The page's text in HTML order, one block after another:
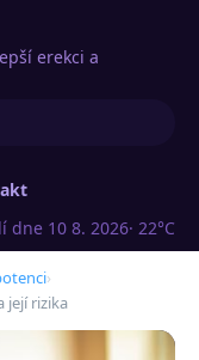
erekci a
dne 10 8. 2026· 22°C
›
její rizika